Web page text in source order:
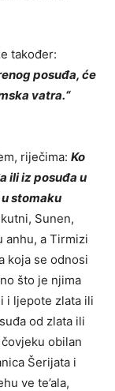
također:
posuđa, će
vatra.“
riječima: Ko
ili iz posuđa u
stomaku
Sunen,
anhu, a Tirmizi
koja se odnosi
što je njima
i ljepote zlata ili
od zlata ili
obilan
Šerijata i
ve te’ala,